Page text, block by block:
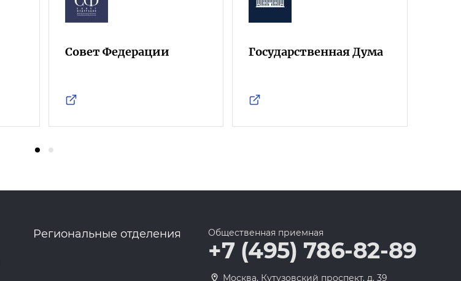
Совет Федерации Государственная Дума
Региональные отделения Общественная приемная
+7 (495) 786-82-89
Москва, Кутузовский проспект, д. 39